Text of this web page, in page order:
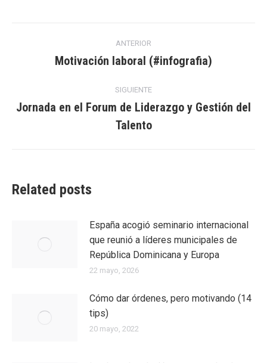
ANTERIOR
Entrada
Motivación laboral (#infografia)
SIGUIENTE
siguiente:
Jornada en el Forum de Liderazgo y Gestión del
Talento
Related posts
España acogió seminario internacional
que reunió a líderes municipales de
República Dominicana y Europa
22 mayo, 2026
Cómo dar órdenes, pero motivando (14
tips)
20 mayo, 2022